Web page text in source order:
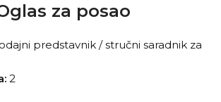
za posao
predstavnik / stručni saradnik za
2